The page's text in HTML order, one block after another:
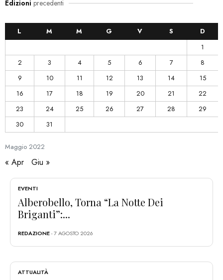
Edizioni precedenti
Maggio 2022
L M M G V S
D
1
2
3 4 5 6 7
8
9
10 11 12 13 14
15
16
17 18 19 20 21
22
23
24 25 26 27 28
29
30
31
« Apr Giu »
EVENTI
Alberobello, Torna “La Notte Dei
Briganti”:...
REDAZIONE- 7 AGOSTO 2026
ATTUALITÀ